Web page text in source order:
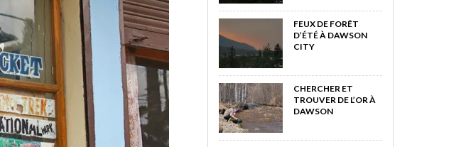
FEUX DE FORÊT
D’ÉTÉ À DAWSON
CITY
CHERCHER ET
TROUVER DE L’OR À
DAWSON